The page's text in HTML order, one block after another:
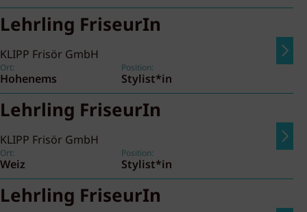
Lehrling FriseurIn
KLIPP Frisör GmbH
Ort:
Hohenems
Position:
Stylist*in
Lehrling FriseurIn
KLIPP Frisör GmbH
Ort:
Weiz
Position:
Stylist*in
Lehrling FriseurIn